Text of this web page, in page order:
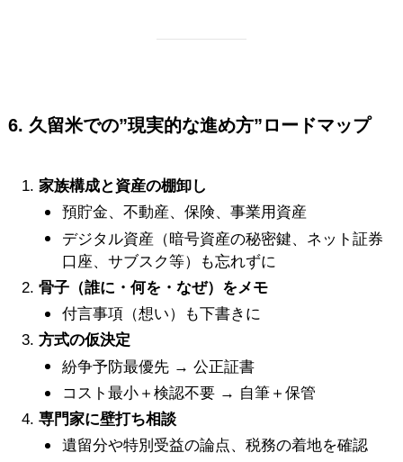
6. 久留米での”現実的な進め方”ロードマップ
家族構成と資産の棚卸し
預貯金、不動産、保険、事業用資産
デジタル資産（暗号資産の秘密鍵、ネット証券
口座、サブスク等）も忘れずに
骨子（誰に・何を・なぜ）をメモ
付言事項（想い）も下書きに
方式の仮決定
紛争予防最優先 → 公正証書
コスト最小＋検認不要 → 自筆＋保管
専門家に壁打ち相談
遺留分や特別受益の論点、税務の着地を確認